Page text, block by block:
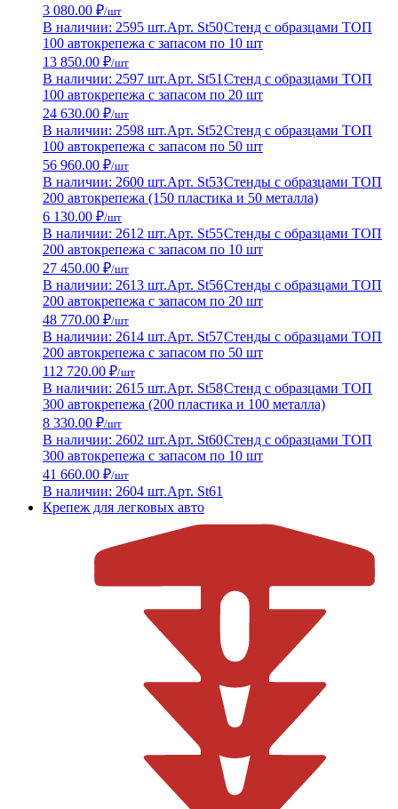
3 080.00 ₽/шт
В наличии: 2595 шт.Арт. St50Стенд с образцами ТОП
100 автокрепежа с запасом по 10 шт
13 850.00 ₽/шт
В наличии: 2597 шт.Арт. St51 Стенд с образцами ТОП
100 автокрепежа с запасом по 20 шт
24 630.00 ₽/шт
В наличии: 2598 шт.Арт. St52Стенд с образцами ТОП
100 автокрепежа с запасом по 50 шт
56 960.00 ₽/шт
В наличии: 2600 шт.Арт. St53Стенды с образцами ТОП
200 автокрепежа (150 пластика и 50 металла)
6 130.00 ₽/шт
В наличии: 2612 шт.Арт. St55Стенды с образцами ТОП
200 автокрепежа с запасом по 10 шт
27 450.00 ₽/шт
В наличии: 2613 шт.Арт. St56Стенды с образцами ТОП
200 автокрепежа с запасом по 20 шт
48 770.00 ₽/шт
В наличии: 2614 шт.Арт. St57Стенды с образцами ТОП
200 автокрепежа с запасом по 50 шт
112 720.00 ₽/шт
В наличии: 2615 шт.Арт. St58Стенд с образцами ТОП
300 автокрепежа (200 пластика и 100 металла)
8 330.00 ₽/шт
В наличии: 2602 шт.Арт. St60Стенд с образцами ТОП
300 автокрепежа с запасом по 10 шт
41 660.00 ₽/шт
В наличии: 2604 шт.Арт. St61
Крепеж для легковых авто